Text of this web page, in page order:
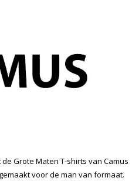
Grote Maten T-shirts van Camus
voor de man van formaat.